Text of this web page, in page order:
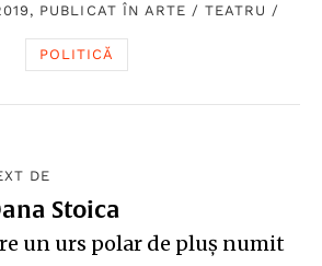
PUBLICAT ÎN ARTE /TEATRU /
POLITICĂ
DE
Stoica
un urs polar de pluş numit